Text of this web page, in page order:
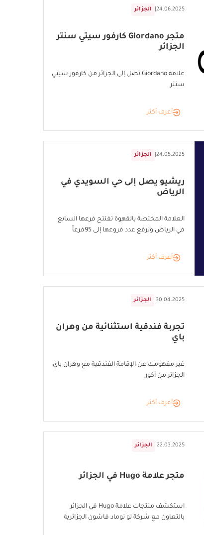
الجزائر 24.06.2025
متجر Giordano كارفور سيتي سنتر
الجزائر
علامة Giordano تصل إلى الجزائر من كارفور سيتي
سنتر
أعرف أكثر
الجزائر 24.05.2025
ريشيو يصل إلى حي السويدي في
الرياض
العلامة المختصة بالقهوة تفتتح فرعها السابع
في الرياض وترفع عدد فروعها إلى 95فرعاً
أعرف أكثر
الجزائر 30.04.2025
تجربة فندقية استثنائية من وهران
باي
غير مفهومك عن الإقامة الفندقية مع وهران باي
الجزائر من أكور
أعرف أكثر
الجزائر 22.03.2025
متجر علامة Hugo في الجزائر
استكشف منتجات علامة Hugo في الجزائر
بالتعاون مع شركة لو نوماد فاشون الجزائرية